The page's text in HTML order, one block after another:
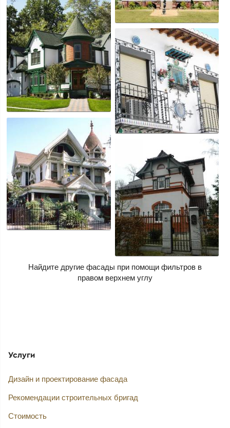
Найдите другие фасады при помощи фильтров
Услуги
Дизайн и проектирование фасада
Рекомендации строительных бригад
Стоимость